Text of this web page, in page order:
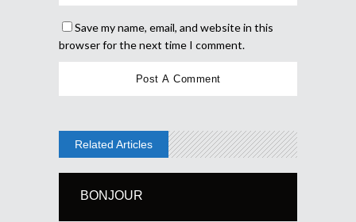
Save my name, email, and website in this
browser for the next time I comment.
Related Articles
BONJOUR